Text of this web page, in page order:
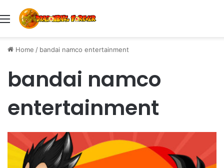
Menu
Home / bandai namco entertainment
bandai namco
entertainment